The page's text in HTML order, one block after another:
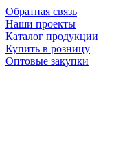
Обратная связь
Наши проекты
Каталог продукции
Купить в розницу
Оптовые закупки